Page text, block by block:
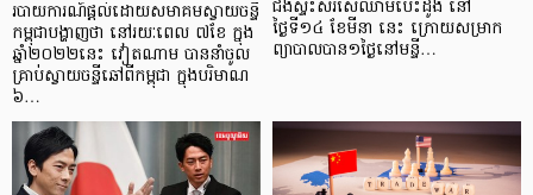
របាយការណ៍ផ្ដល់ដោយសមាគមស្វាយចន្ទី
កម្ពុជាបង្ហាញថា នៅរយៈពេល ៧ខែ ក្នុង
ឆ្នាំ២០២២នេះ វៀតណាម បាននាំចូល
គ្រាប់ស្វាយចន្ទីឆៅពីកម្ពុជា ក្នុងបរិមាណ
៦…
ជំងឺស្ទះសរសៃឈាមបេះដូង នៅ
ថ្ងៃទី១៤ ខែមីនា នេះ ក្រោយសម្រាក
ព្យាបាលបាន១ថ្ងៃនៅមន្ទី…